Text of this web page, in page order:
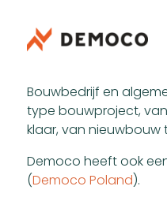
Bouwbedrijf en
type bouwproject,
klaar, van nieuwbouw
Democo heeft ook
(Democo Poland).